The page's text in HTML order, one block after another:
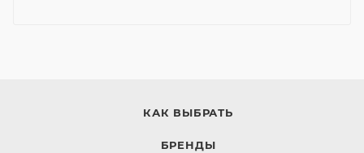
КАК ВЫБРАТЬ
БРЕНДЫ